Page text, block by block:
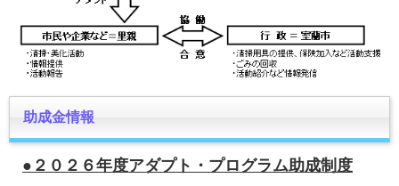
助成金情報
●２０２６年度アダプト・プログラム助成制度